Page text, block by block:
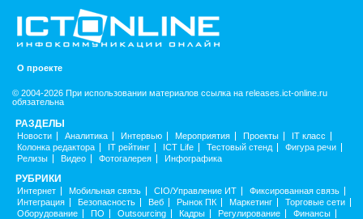
О проекте
© 2004-2026 При использовании материалов ссылка на releases.ict-online.ru
обязательна
РАЗДЕЛЫ
Новости Аналитика Интервью Мероприятия Проекты
IT класс
Колонка редактора
IT рейтинг ICT Life Тестовый стенд
Фигура речи
Релизы
Видео Фотогалерея Инфографика
РУБРИКИ
Интернет Мобильная связь CIO/Управление ИТ
Фиксированная связь
Интеграция
Безопасность Веб Рынок ПК Маркетинг
Торговые сети
Оборудование
ПО Outsourcing Кадры Регулирование
Финансы